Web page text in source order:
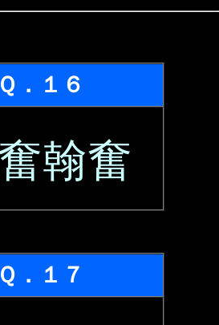
Ｑ．１６
翰奮
Ｑ．１７